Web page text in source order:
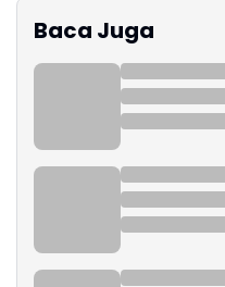
Baca Juga